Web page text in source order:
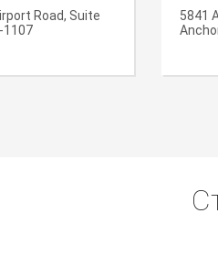
Road, Suite
1107
5841